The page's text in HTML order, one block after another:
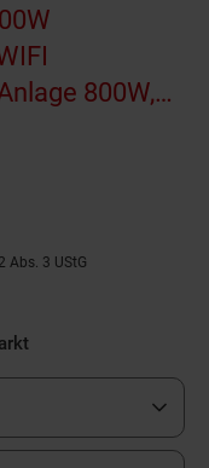
800W,
Abs. 3 UStG